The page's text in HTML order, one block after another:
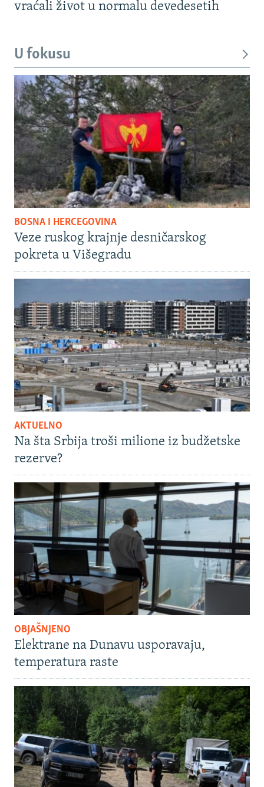
vraćali život u normalu devedesetih
U fokusu
BOSNA I HERCEGOVINA
Veze ruskog krajnje desničarskog
pokreta u Višegradu
AKTUELNO
Na šta Srbija troši milione iz budžetske
rezerve?
OBJAŠNJENO
Elektrane na Dunavu usporavaju,
temperatura raste